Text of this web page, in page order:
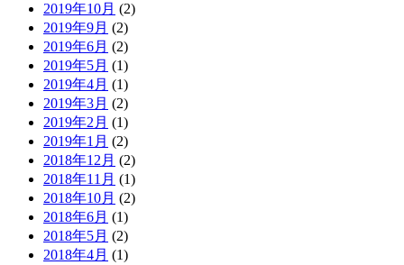
2019年10月 (2)
2019年9月 (2)
2019年6月 (2)
2019年5月 (1)
2019年4月 (1)
2019年3月 (2)
2019年2月 (1)
2019年1月 (2)
2018年12月 (2)
2018年11月 (1)
2018年10月 (2)
2018年6月 (1)
2018年5月 (2)
2018年4月 (1)